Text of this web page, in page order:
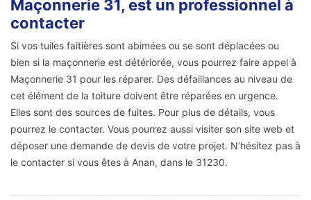
Maçonnerie 31, est un professionnel à
contacter
Si vos tuiles faitières sont abimées ou se sont déplacées ou
bien si la maçonnerie est détériorée, vous pourrez faire appel à
Maçonnerie 31 pour les réparer. Des défaillances au niveau de
cet élément de la toiture doivent être réparées en urgence.
Elles sont des sources de fuites. Pour plus de détails, vous
pourrez le contacter. Vous pourrez aussi visiter son site web et
déposer une demande de devis de votre projet. N’hésitez pas à
le contacter si vous êtes à Anan, dans le 31230.